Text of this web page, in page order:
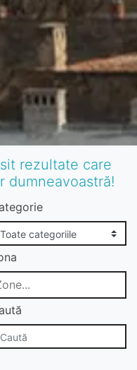
rezultate care
dumneavoastră!